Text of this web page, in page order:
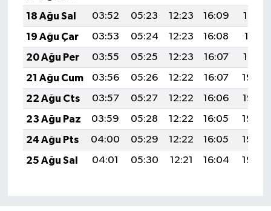
18 Ağu Sal
03:52 05:23 12:23 16:09
19:13
19 Ağu Çar
03:53 05:24 12:23 16:08
19:11
20 Ağu Per
03:55 05:25 12:23 16:07
19:10
21 Ağu Cum
03:56 05:26 12:22 16:07
19:09
22 Ağu Cts
03:57 05:27 12:22 16:06
19:07
23 Ağu Paz
03:59 05:28 12:22 16:05
19:06
24 Ağu Pts
04:00 05:29 12:22 16:05
19:04
25 Ağu Sal
04:01 05:30 12:21 16:04 19:03